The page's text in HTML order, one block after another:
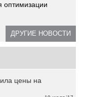
оптимизации
ДРУГИЕ НОВОСТИ
цены на